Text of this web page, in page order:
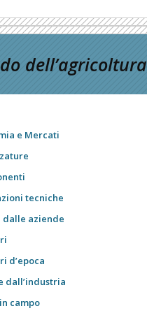
dell’agricoltura
e Mercati
tecniche
dalle aziende
d’epoca
dall’industria
campo